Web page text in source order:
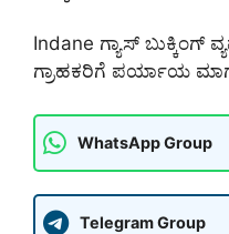
Indane ಗ್ಯಾಸ್ ಬುಕ್ಕಿಂಗ್
ಗ್ರಾಹಕರಿಗೆ ಪರ್ಯಾಯ
WhatsApp Group
Telegram Group